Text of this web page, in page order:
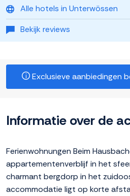
Alle hotels in Unterwössen
Bekijk reviews
Exclusieve aanbiedingen
Informatie over de
Ferienwohnungen Beim
appartementenverblijf in het
charmant bergdorp in het
accommodatie ligt op korte